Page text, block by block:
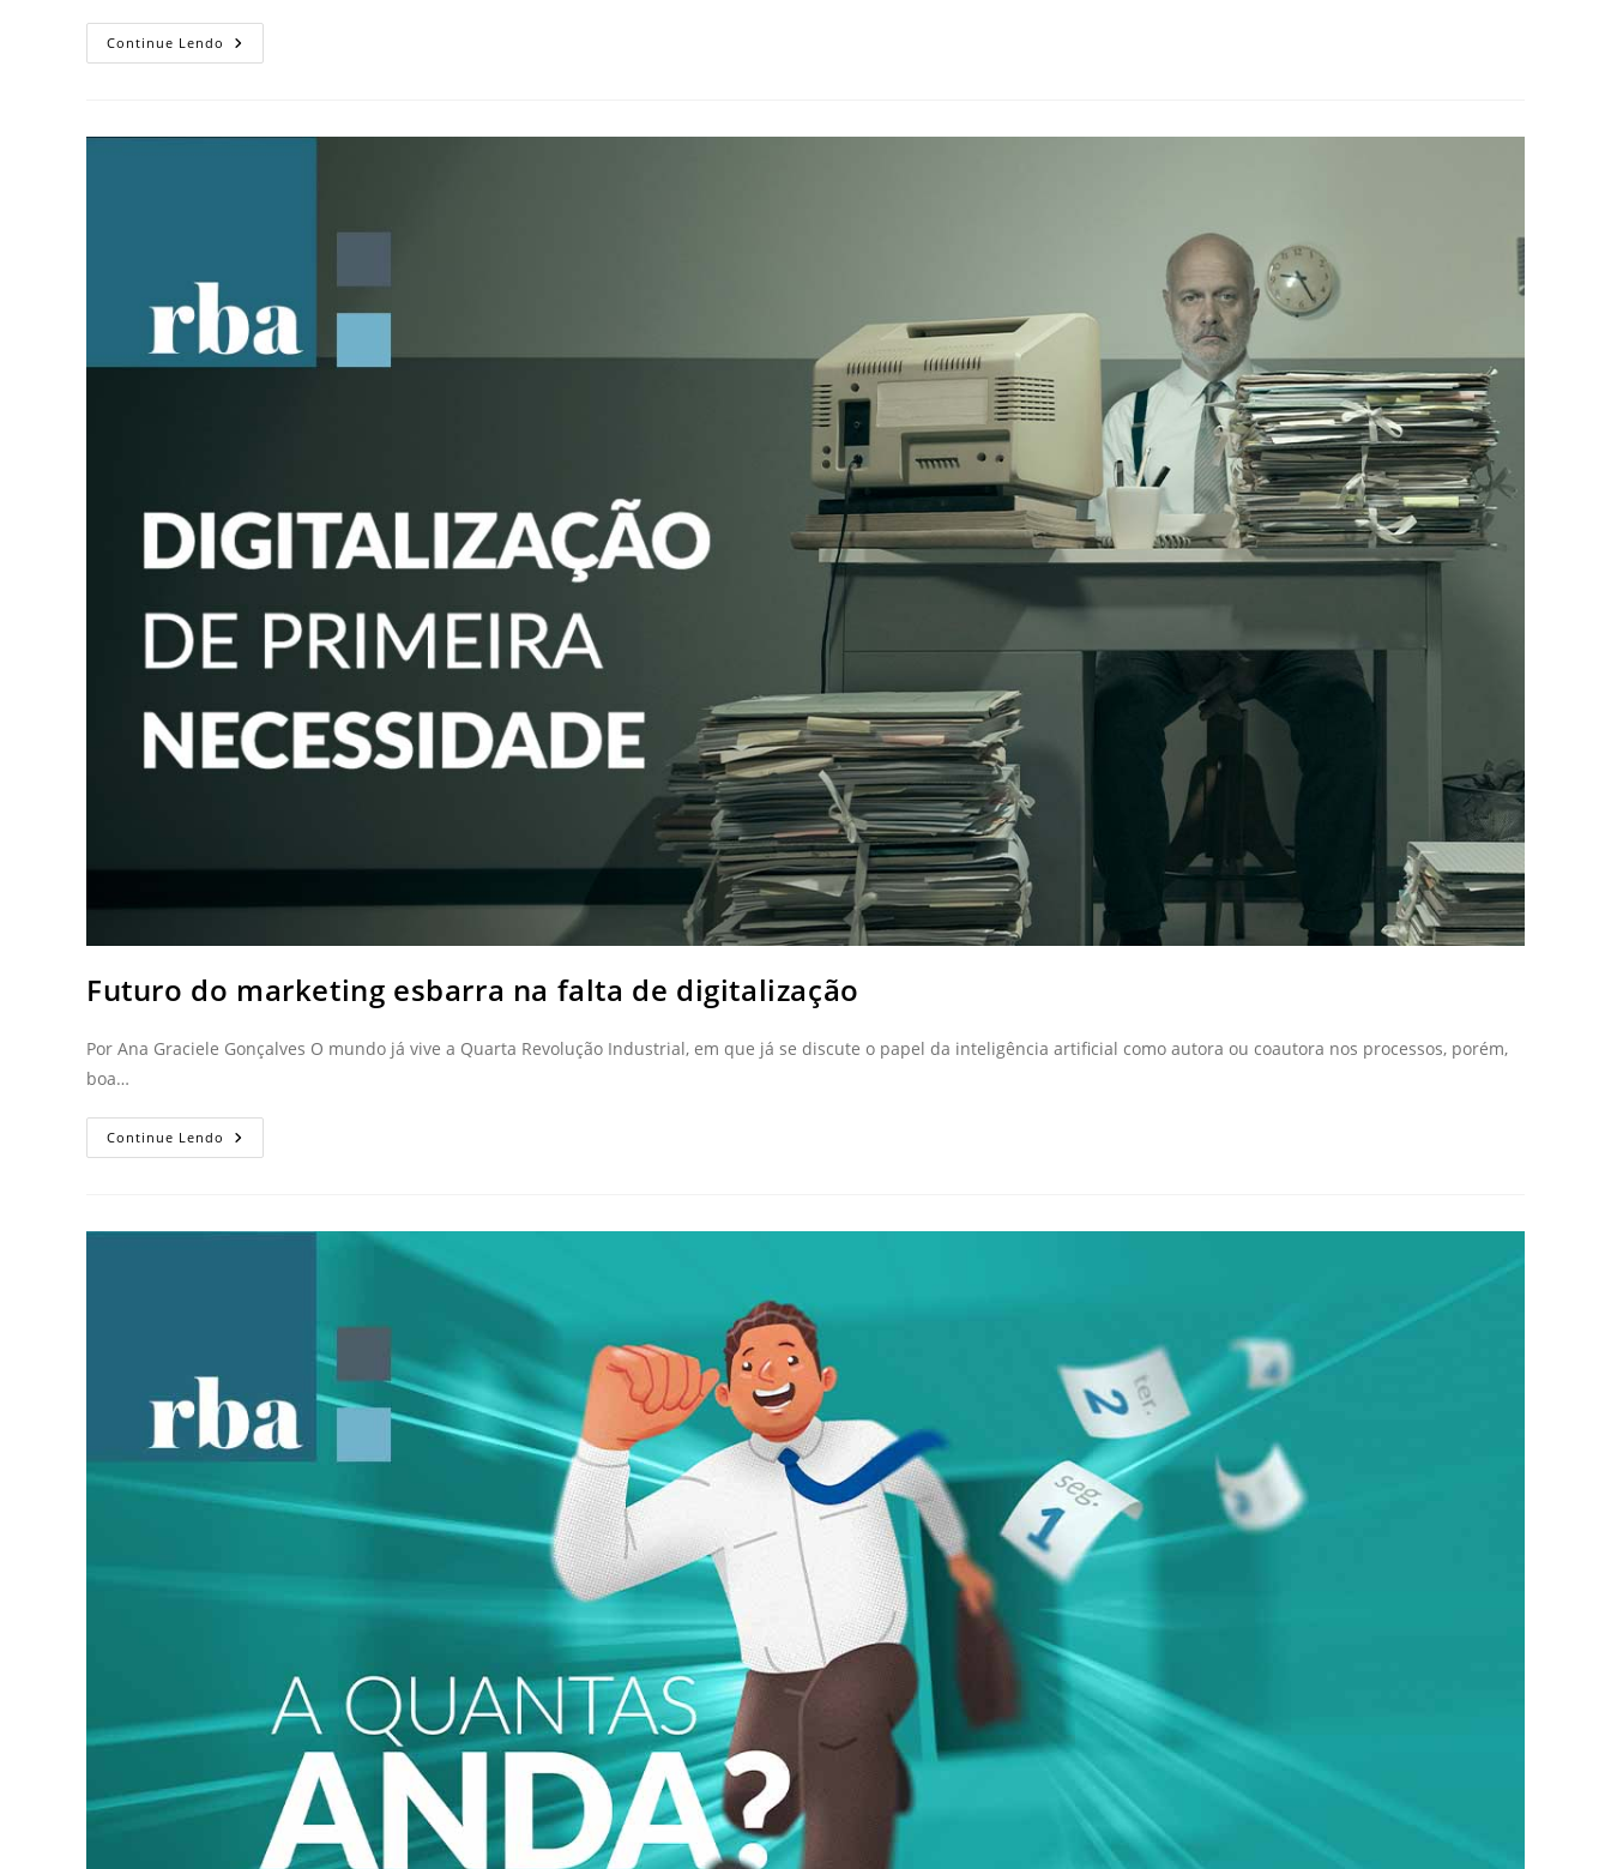
Continue Lendo
Futuro do marketing esbarra na falta de digitalização
Por Ana Graciele Gonçalves O mundo já vive a Quarta Revolução Industrial, em que já se discute o papel da inteligência artificial como autora ou coautora nos processos, porém,
boa…
Continue Lendo